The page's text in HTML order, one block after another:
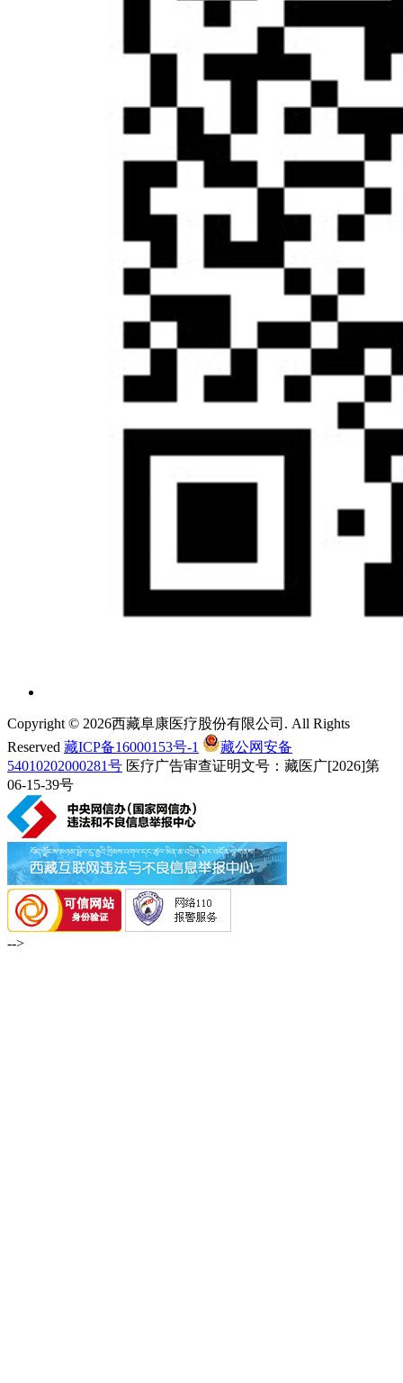
Copyright © 2026西藏阜康医疗股份有限公司. All Rights
Reserved 藏ICP备16000153号-1
藏公网安备
54010202000281号 医疗广告审查证明文号：藏医广[2026]第
06-15-39号
-->